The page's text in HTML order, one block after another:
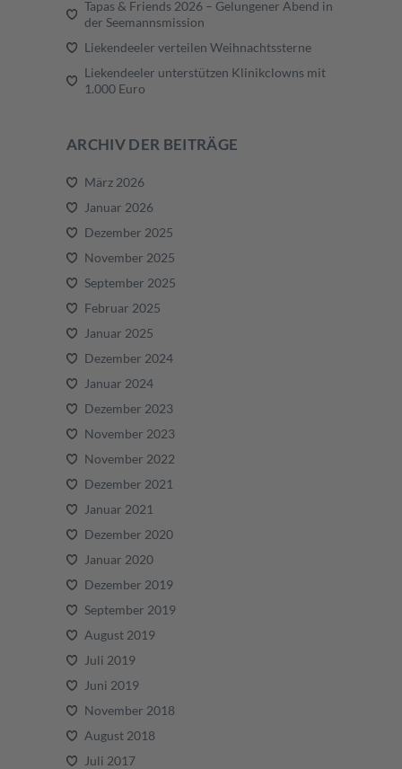
Tapas & Friends 2026 – Gelungener Abend in
der Seemannsmission
Liekendeeler verteilen Weihnachtssterne
Liekendeeler unterstützen Klinikclowns mit
1.000 Euro
ARCHIV DER BEITRÄGE
März 2026
Januar 2026
Dezember 2025
November 2025
September 2025
Februar 2025
Januar 2025
Dezember 2024
Januar 2024
Dezember 2023
November 2023
November 2022
Dezember 2021
Januar 2021
Dezember 2020
Januar 2020
Dezember 2019
September 2019
August 2019
Juli 2019
Juni 2019
November 2018
August 2018
Juli 2017